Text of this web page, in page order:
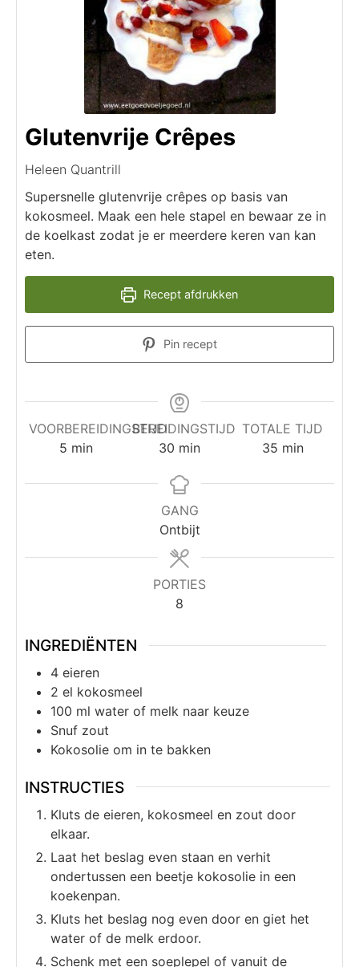
Glutenvrije Crêpes
Heleen Quantrill
Supersnelle glutenvrije crêpes op basis van
kokosmeel. Maak een hele stapel en bewaar ze in
de koelkast zodat je er meerdere keren van kan
eten.
Recept afdrukken
Pin recept
VOORBEREIDINGSTIJD
5 min
BEREIDINGSTIJD
30 min
TOTALE TIJD
35 min
GANG
Ontbijt
PORTIES
8
INGREDIËNTEN
4 eieren
2 el kokosmeel
100 ml water of melk naar keuze
Snuf zout
Kokosolie om in te bakken
INSTRUCTIES
Kluts de eieren, kokosmeel en zout door
elkaar.
Laat het beslag even staan en verhit
ondertussen een beetje kokosolie in een
koekenpan.
Kluts het beslag nog even door en giet het
water of de melk erdoor.
Schenk met een soeplepel of vanuit de